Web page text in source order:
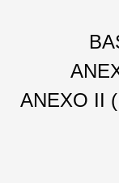
ANEXO II